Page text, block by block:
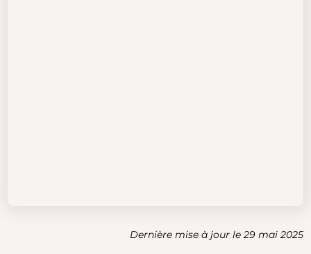
Dernière mise à jour le 29 mai 2025